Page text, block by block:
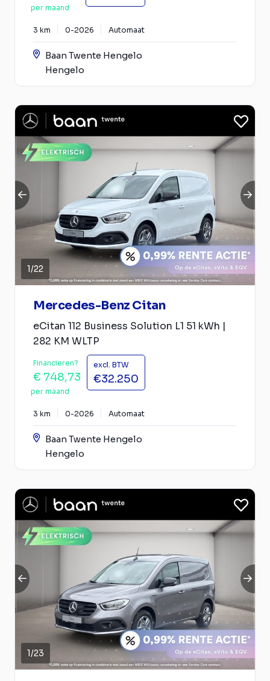
per maand
3 km 0-2026 Automaat
Baan Twente Hengelo
Hengelo
1/22
Mercedes-Benz Citan
eCitan 112 Business Solution L1 51 kWh |
282 KM WLTP
Financieren?
€ 748,73
per maand
excl. BTW
€32.250
3 km 0-2026 Automaat
Baan Twente Hengelo
Hengelo
1/23